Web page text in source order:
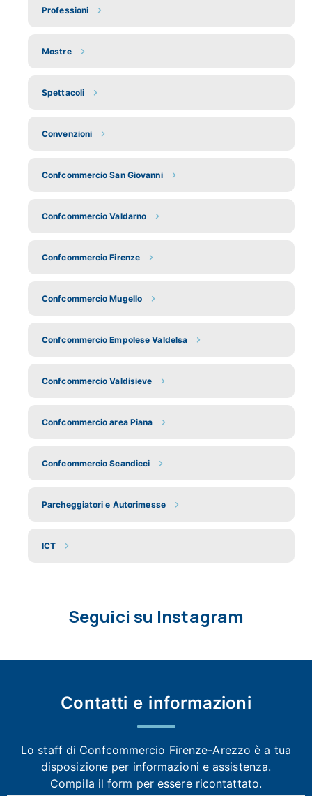
Professioni
Mostre
Spettacoli
Convenzioni
Confcommercio San Giovanni
Confcommercio Valdarno
Confcommercio Firenze
Confcommercio Mugello
Confcommercio Empolese Valdelsa
Confcommercio Valdisieve
Confcommercio area Piana
Confcommercio Scandicci
Parcheggiatori e Autorimesse
ICT
Seguici su Instagram
Contatti e informazioni
Lo staff di Confcommercio Firenze-Arezzoè a tua
disposizione per informazioni e assistenza.
Compila il form per essere ricontattato.